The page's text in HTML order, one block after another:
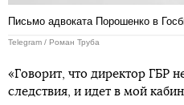
Письмо адвоката Порошенко в
Telegram / Роман Труба
«Говорит, что директор ГБР
следствия, и идет в мой